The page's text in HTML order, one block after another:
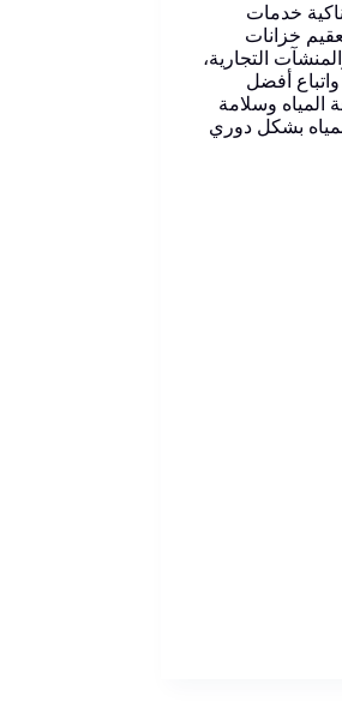
خدمات
خزانات
التجارية،
أفضل
المياه وسلامة
بشكل دوري